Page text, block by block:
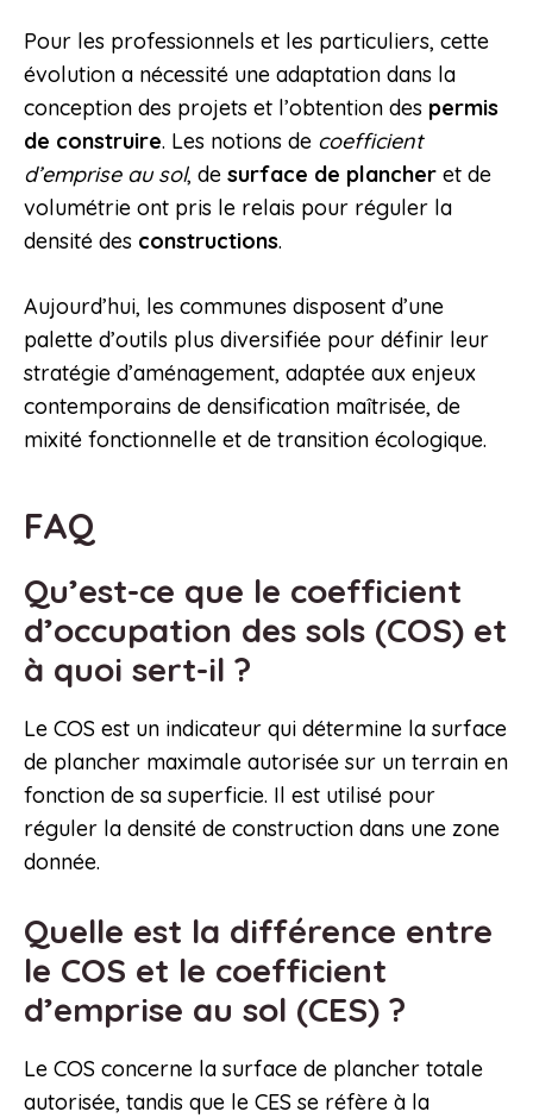
Pour les professionnels et les particuliers, cette
évolution a nécessité une adaptation dans la
conception des projets et l’obtention des permis
de construire. Les notions de coefficient
d’emprise au sol, de surface de plancher et de
volumétrie ont pris le relais pour réguler la
densité des constructions.
Aujourd’hui, les communes disposent d’une
palette d’outils plus diversifiée pour définir leur
stratégie d’aménagement, adaptée aux enjeux
contemporains de densification maîtrisée, de
mixité fonctionnelle et de transition écologique.
FAQ
Qu’est-ce que le coefficient
d’occupation des sols (COS) et
à quoi sert-il ?
Le COS est un indicateur qui détermine la surface
de plancher maximale autorisée sur un terrain en
fonction de sa superficie. Il est utilisé pour
réguler la densité de construction dans une zone
donnée.
Quelle est la différence entre
le COS et le coefficient
d’emprise au sol (CES) ?
Le COS concerne la surface de plancher totale
autorisée, tandis que le CES se réfère à la